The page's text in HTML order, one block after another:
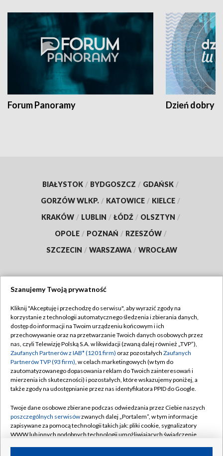
Forum Panoramy Dzień dobry
BIAŁYSTOK / BYDGOSZCZ / GDAŃSK /
GORZÓW WLKP. / KATOWICE / KIELCE /
KRAKÓW / LUBLIN / ŁÓDŹ / OLSZTYN /
OPOLE / POZNAŃ / RZESZÓW /
SZCZECIN / WARSZAWA / WROCŁAW
TVP
Abonament TVP
Emisja w TVP
Centrum informacji TVP
Naziemna Telewizja Cyfrowa
Rada Programowa
System NOS
Informacje o nadawcy
Regulamin TVP
Polityka prywatności
Moje zgody
Pomoc
Kontakt
Kanały
Szanujemy Twoją prywatność
Kliknij "Akceptuję i przechodzę do serwisu", aby wyrazić zgody na
korzystanie z technologii automatycznego śledzenia i zbierania danych,
dostęp do informacji na Twoim urządzeniu końcowym i ich
przechowywanie oraz na przetwarzanie Twoich danych osobowych przez
nas, czyli Telewizję Polską S.A. w likwidacji (zwaną dalej również „TVP”),
Zaufanych Partnerów z IAB* (1201 firm) oraz pozostałych Zaufanych
Partnerów TVP (93 firm), w celach marketingowych (w tym do
zautomatyzowanego dopasowania reklam do Twoich zainteresowań i
mierzenia ich skuteczności) i pozostałych, które wskazujemy poniżej, a
także zgody na udostępnianie przez nas identyfikatora PPID do Google.
Twoje dane osobowe zbierane podczas odwiedzania przez Ciebie naszych
poszczególnych serwisówzwanych dalej „Portalem”, w tym informacje
zapisywane za pomocą technologii takich jak: pliki cookie, sygnalizatory
WWW lub innych podobnych technologii umożliwiających świadczenie